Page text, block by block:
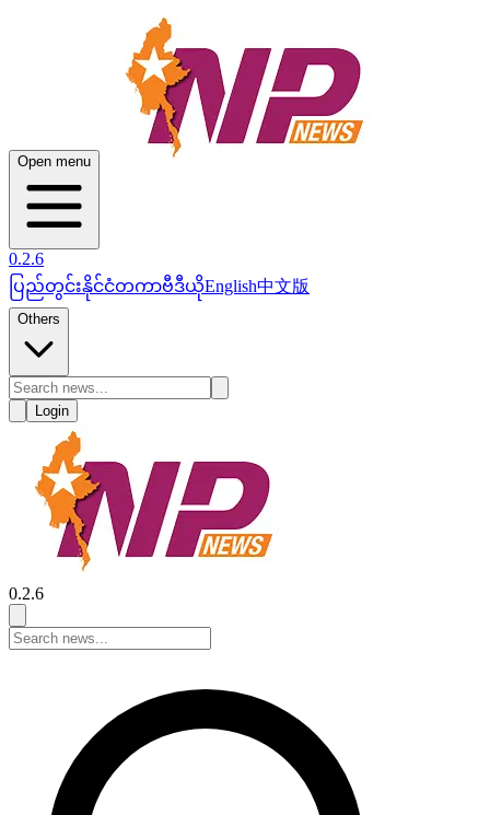
Open menu
0.2.6
ပြည်တွင်းနိုင်ငံတကာဗီဒီယိုEnglish中文版
Others
Login
0.2.6